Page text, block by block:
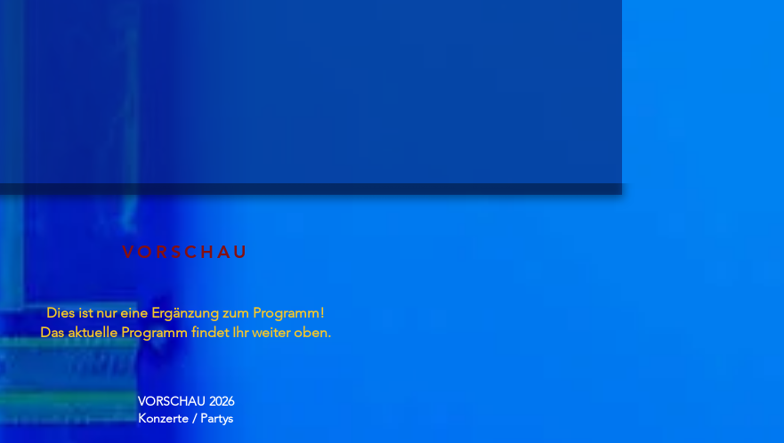
VORSCHAU
Dies ist nur eine Ergänzung zum Programm!
Das aktuelle Programm findet Ihr weiter oben.
VORSCHAU 2026
Konzerte / Partys​